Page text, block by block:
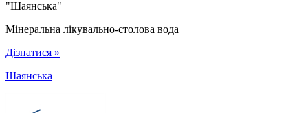
"Шаянська"
Мінеральна лікувально-столова вода
Дізнатися »
Шаянська